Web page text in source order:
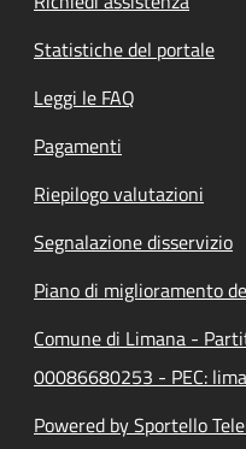
Statistiche del portale
Leggi le FAQ
Pagamenti
Riepilogo valutazioni
Segnalazione disservizio
Piano di miglioramento
Comune di Limana -
00086680253 - PEC:
Powered by Sportello